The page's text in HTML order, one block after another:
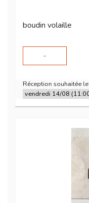
boudin volaille
-
Réception souhaitée le